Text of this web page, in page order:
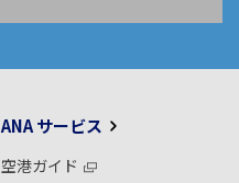
ANA サービス
空港ガイド